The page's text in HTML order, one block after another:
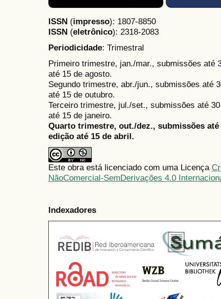
ISSN (impresso): 1807-8850
ISSN (eletrônico): 2318-2083
Periodicidade: Trimestral
Primeiro trimestre, jan./mar., submissões até
até 15 de agosto.
Segundo trimestre, abr./jun., submissões até
até 15 de outubro.
Terceiro trimestre, jul./set., submissões até
até 15 de janeiro.
Quarto trimestre, out./dez., submissões
edição até 15 de abril.
Este obra está licenciado com uma Licença
NãoComercial-SemDerivações 4.0
Indexadores